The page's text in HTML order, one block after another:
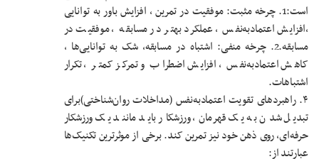
است: 1. چرخه مثبت: موفقیت در تمرین ، افزایش باور به توانایی
،افزایش اعتمادبه‌نفس ، عملکرد بهتر در مسابقه ، موفقیت در
مسابقه. 2. چرخه منفی: اشتباه در مسابقه، شک به توانایی‌ها ،
کاهش اعتمادبه‌نفس ، افزایش اضطراب و تمرکز کمتر ، تکرار
اشتباهات.
۴. راهبردهای تقویت اعتمادبه‌نفس (مداخلات روان‌شناختی)
برای
تبدیل شدن به یک قهرمان، ورزشکار باید مانند یک ورزشکار
حرفه‌ای، روی ذهن خود نیز تمرین کند. برخی از موثرترین تکنیک‌ها
عبارتند از: